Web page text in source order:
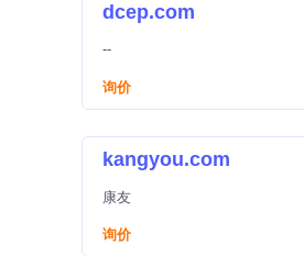
dcep.com
--
询价
kangyou.com
康友
询价